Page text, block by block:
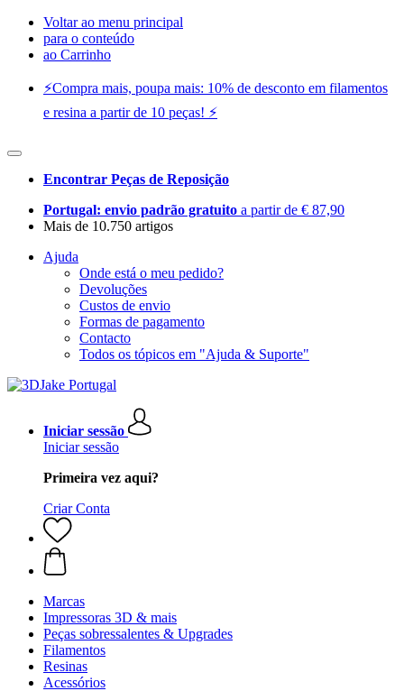
Voltar ao menu principal
para o conteúdo
ao Carrinho
⚡️Compra mais, poupa mais: 10% de desconto em filamentos
e resina a partir de 10 peças! ⚡️
Encontrar Peças de Reposição
Portugal: envio padrão gratuito a partir de € 87,90
Mais de 10.750 artigos
Ajuda
Onde está o meu pedido?
Devoluções
Custos de envio
Formas de pagamento
Contacto
Todos os tópicos em "Ajuda & Suporte"
Iniciar sessão
Iniciar sessão
Primeira vez aqui?
Criar Conta
Marcas
Impressoras 3D & mais
Peças sobressalentes & Upgrades
Filamentos
Resinas
Acessórios